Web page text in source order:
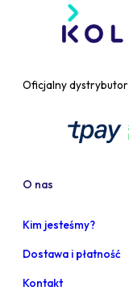
Oficjalny dystrybutor
O nas
Kim jesteśmy?
Dostawa i płatność
Kontakt